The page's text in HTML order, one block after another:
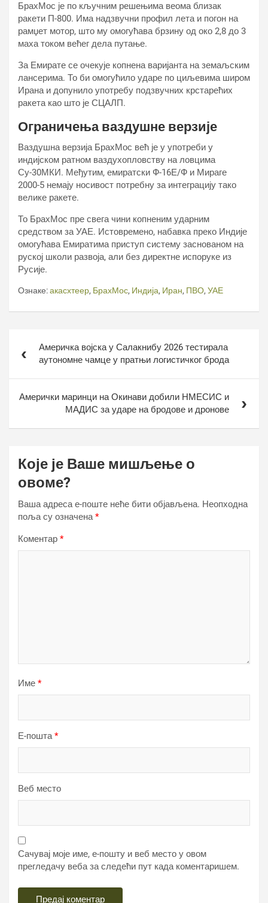
БрахМос је по кључним решењима веома близак
ракети П-800. Има надзвучни профил лета и погон на
рамџет мотор, што му омогућава брзину од око 2,8 до 3
маха током већег дела путање.
За Емирате се очекује копнена варијанта на земаљским
лансерима. То би омогућило ударе по циљевима широм
Ирана и допунило употребу подзвучних крстарећих
ракета као што је СЦАЛП.
Ограничења ваздушне верзије
Ваздушна верзија БрахМос већ је у употреби у
индијском ратном ваздухопловству на ловцима
Су-30МКИ. Међутим, емиратски Ф-16Е/Ф и Мираге
2000-5 немају носивост потребну за интеграцију тако
велике ракете.
То БрахМос пре свега чини копненим ударним
средством за УАЕ. Истовремено, набавка преко Индије
омогућава Емиратима приступ систему заснованом на
руској школи развоја, али без директне испоруке из
Русије.
Ознаке:акасхтеер, БрахМос, Индија, Иран, ПВО, УАЕ
чланкаАмеричка војска у Салакнибу 2026 тестирала
аутономне чамце у пратњи логистичког брода
Амерички маринци на Окинави добили НМЕСИС и
МАДИС за ударе на бродове и дронове
Које је Ваше мишљење о
овоме?
Ваша адреса е-поште неће бити објављена. Неопходна
поља су означена*
Коментар *
Име *
Е-пошта*
Веб место
Сачувај моје име, е-пошту и веб место у овом
прегледачу веба за следећи пут када коментаришем.